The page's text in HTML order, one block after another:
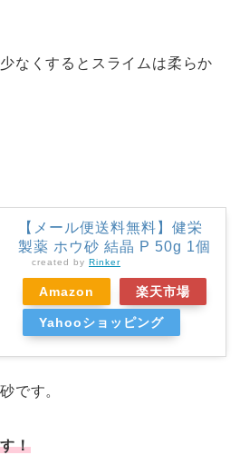
なくするとスライムは柔らか
【メール便送料無料】健栄
製薬 ホウ砂 結晶 P 50g 1個
created by Rinker
Amazon 楽天市場
Yahooショッピング
です。
！